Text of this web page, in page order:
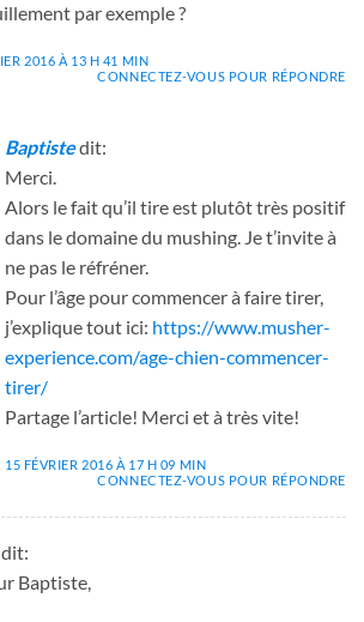
par exemple ?
2016 À 13 H 41 MIN
CONNECTEZ-VOUS POUR RÉPONDRE
Baptistedit:
Merci.
Alors le fait qu’il tire est plutôt très positif
dans le domaine du mushing. Je t’invite à
ne pas le réfréner.
Pour l’âge pour commencer à faire tirer,
j’explique tout ici: https://www.musher-
experience.com/age-chien-commencer-
tirer/
Partage l’article! Merci et à très vite!
15 FÉVRIER 2016 À 17 H 09 MIN
CONNECTEZ-VOUS POUR RÉPONDRE
dit:
Baptiste,